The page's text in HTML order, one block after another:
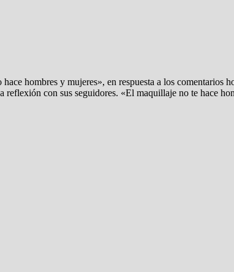
hombres y mujeres», en respuesta a los comentarios
con sus seguidores. «El maquillaje no te hace